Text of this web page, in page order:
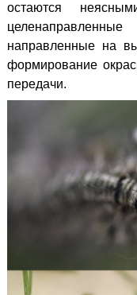
остаются
направленные на
формирование
передачи.